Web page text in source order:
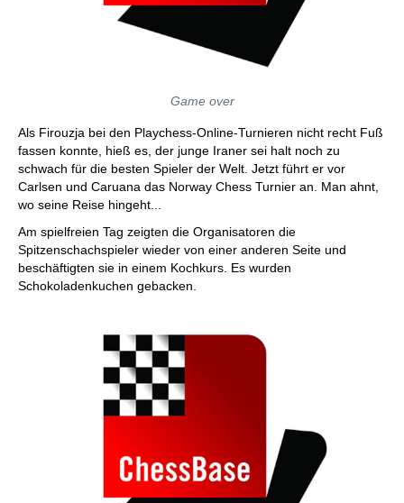
Game over
Als Firouzja bei den Playchess-Online-Turnieren nicht recht Fuß
fassen konnte, hieß es, der junge Iraner sei halt noch zu
schwach für die besten Spieler der Welt. Jetzt führt er vor
Carlsen und Caruana das Norway Chess Turnier an. Man ahnt,
wo seine Reise hingeht...
Am spielfreien Tag zeigten die Organisatoren die
Spitzenschachspieler wieder von einer anderen Seite und
beschäftigten sie in einem Kochkurs. Es wurden
Schokoladenkuchen gebacken.